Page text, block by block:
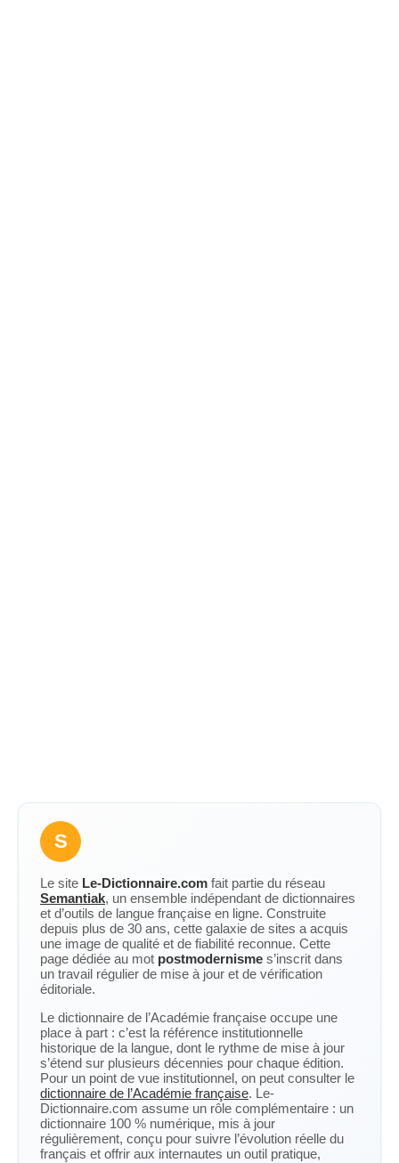
S
Le site Le-Dictionnaire.com fait partie du réseau
Semantiak, un ensemble indépendant de dictionnaires
et d’outils de langue française en ligne. Construite
depuis plus de 30 ans, cette galaxie de sites a acquis
une image de qualité et de fiabilité reconnue. Cette
page dédiée au mot postmodernisme s’inscrit dans
un travail régulier de mise à jour et de vérification
éditoriale.
Le dictionnaire de l’Académie française occupe une
place à part : c’est la référence institutionnelle
historique de la langue, dont le rythme de mise à jour
s’étend sur plusieurs décennies pour chaque édition.
Pour un point de vue institutionnel, on peut consulter le
dictionnaire de l’Académie française. Le-
Dictionnaire.com assume un rôle complémentaire : un
dictionnaire 100 % numérique, mis à jour
régulièrement, conçu pour suivre l’évolution réelle du
français et offrir aux internautes un outil pratique,